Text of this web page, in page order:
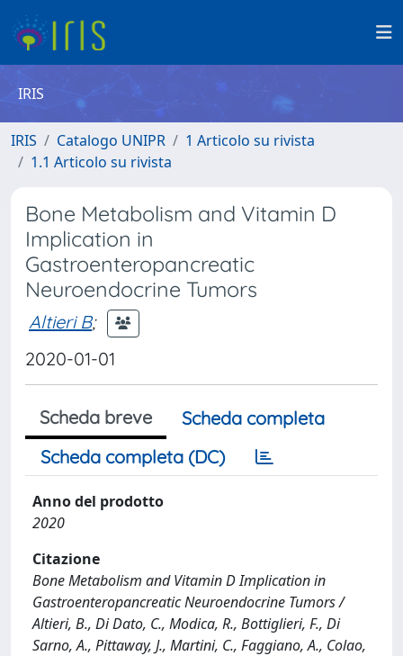
IRIS
IRIS Catalogo UNIPR
1 Articolo su rivista
1.1 Articolo su rivista
Bone Metabolism and Vitamin D
Implication in
Gastroenteropancreatic
Neuroendocrine Tumors
Altieri B;
2020-01-01
Scheda breve
Scheda completa
Scheda completa (DC)
Anno del prodotto
2020
Citazione
Bone Metabolism and Vitamin D Implication in
Gastroenteropancreatic Neuroendocrine Tumors /
Altieri, B., Di Dato, C., Modica, R., Bottiglieri, F., Di
Sarno, A., Pittaway, J., Martini, C., Faggiano, A., Colao,